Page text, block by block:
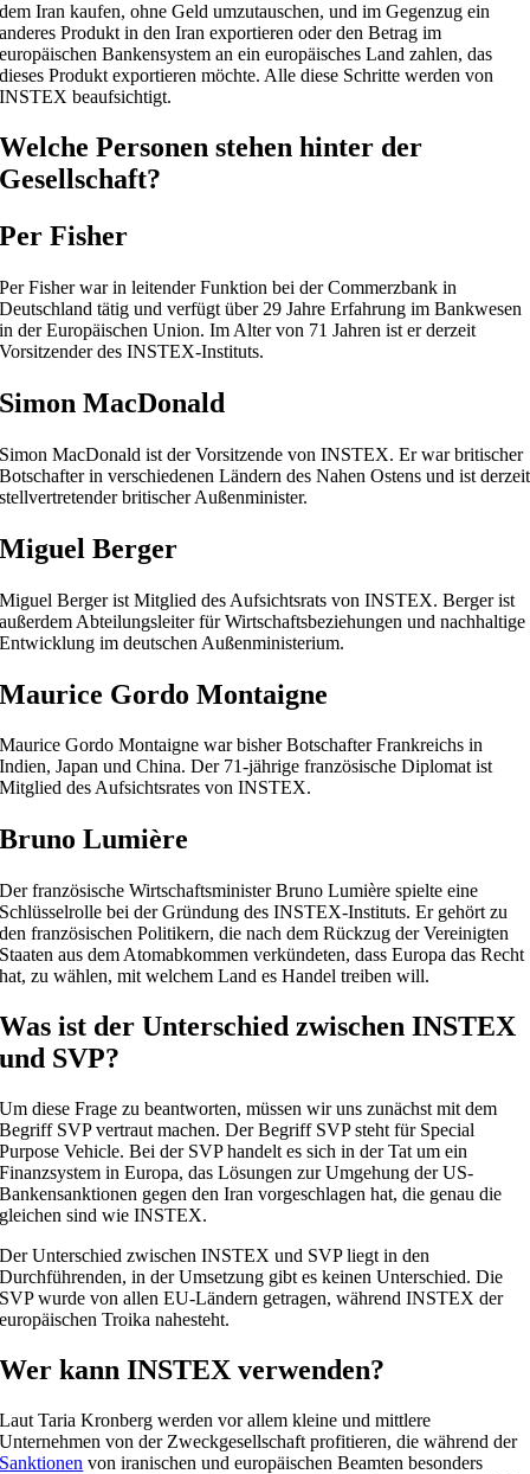
dem Iran kaufen, ohne Geld umzutauschen, und im Gegenzug ein
anderes Produkt in den Iran exportieren oder den Betrag im
europäischen Bankensystem an ein europäisches Land zahlen, das
dieses Produkt exportieren möchte. Alle diese Schritte werden von
INSTEX beaufsichtigt.
Welche Personen stehen hinter der
Gesellschaft?
Per Fisher
Per Fisher war in leitender Funktion bei der Commerzbank in
Deutschland tätig und verfügt über 29 Jahre Erfahrung im Bankwesen
in der Europäischen Union. Im Alter von 71 Jahren ist er derzeit
Vorsitzender des INSTEX-Instituts.
Simon MacDonald
Simon MacDonald ist der Vorsitzende von INSTEX. Er war britischer
Botschafter in verschiedenen Ländern des Nahen Ostens und ist derzeit
stellvertretender britischer Außenminister.
Miguel Berger
Miguel Berger ist Mitglied des Aufsichtsrats von INSTEX. Berger ist
außerdem Abteilungsleiter für Wirtschaftsbeziehungen und nachhaltige
Entwicklung im deutschen Außenministerium.
Maurice Gordo Montaigne
Maurice Gordo Montaigne war bisher Botschafter Frankreichs in
Indien, Japan und China. Der 71-jährige französische Diplomat ist
Mitglied des Aufsichtsrates von INSTEX.
Bruno Lumière
Der französische Wirtschaftsminister Bruno Lumière spielte eine
Schlüsselrolle bei der Gründung des INSTEX-Instituts. Er gehört zu
den französischen Politikern, die nach dem Rückzug der Vereinigten
Staaten aus dem Atomabkommen verkündeten, dass Europa das Recht
hat, zu wählen, mit welchem Land es Handel treiben will.
Was ist der Unterschied zwischen INSTEX
und SVP?
Um diese Frage zu beantworten, müssen wir uns zunächst mit dem
Begriff SVP vertraut machen. Der Begriff SVP steht für Special
Purpose Vehicle. Bei der SVP handelt es sich in der Tat um ein
Finanzsystem in Europa, das Lösungen zur Umgehung der US-
Bankensanktionen gegen den Iran vorgeschlagen hat, die genau die
gleichen sind wie INSTEX.
Der Unterschied zwischen INSTEX und SVP liegt in den
Durchführenden, in der Umsetzung gibt es keinen Unterschied. Die
SVP wurde von allen EU-Ländern getragen, während INSTEX der
europäischen Troika nahesteht.
Wer kann INSTEX verwenden?
Laut Taria Kronberg werden vor allem kleine und mittlere
Unternehmen von der Zweckgesellschaft profitieren, die während der
Sanktionen von iranischen und europäischen Beamten besonders